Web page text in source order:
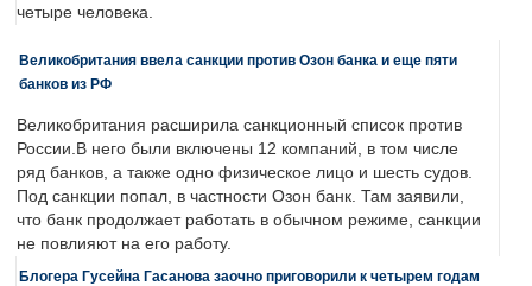
четыре человека.
Великобритания ввела санкции против Озон банка и еще пяти
банков из РФ
Великобритания расширила санкционный список против
России.В него были включены 12 компаний, в том числе
ряд банков, а также одно физическое лицо и шесть судов.
Под санкции попал, в частности Озон банк. Там заявили,
что банк продолжает работать в обычном режиме, санкции
не повлияют на его работу.
Блогера Гусейна Гасанова заочно приговорили к четырем годам